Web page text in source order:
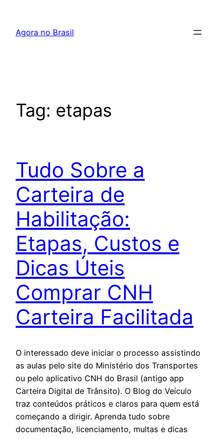
Agora no Brasil
Tag: etapas
Tudo Sobre a
Carteira de
Habilitação:
Etapas, Custos e
Dicas Úteis
Comprar CNH
Carteira Facilitada
O interessado deve iniciar o processo assistindo
as aulas pelo site do Ministério dos Transportes
ou pelo aplicativo CNH do Brasil (antigo app
Carteira Digital de Trânsito). O Blog do Veículo
traz conteúdos práticos e claros para quem está
começando a dirigir. Aprenda tudo sobre
documentação, licenciamento, multas e dicas